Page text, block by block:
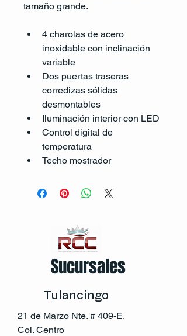
tamaño grande.
4 charolas de acero
inoxidable con inclinación
variable
Dos puertas traseras
corredizas sólidas
desmontables
Iluminación interior con LED
Control digital de
temperatura
Techo mostrador
Sucursales
Tulancingo
21 de Marzo Nte. # 409-E,
Col. Centro